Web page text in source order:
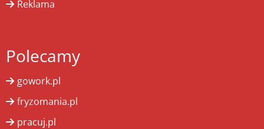
Reklama
Polecamy
gowork.pl
fryzomania.pl
pracuj.pl